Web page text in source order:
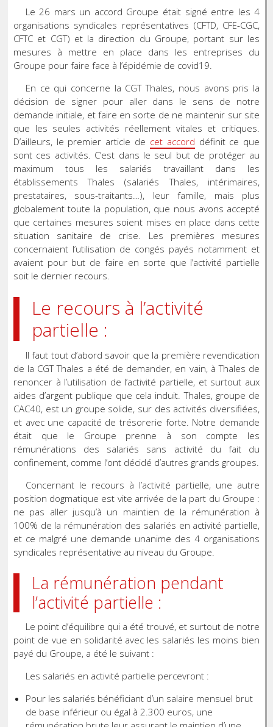
Le 26 mars un accord Groupe était signé entre les 4
organisations syndicales représentatives (CFTD, CFE-CGC,
CFTC et CGT) et la direction du Groupe, portant sur les
mesures à mettre en place dans les entreprises du
Groupe pour faire face à l’épidémie de covid19.
En ce qui concerne la CGT Thales, nous avons pris la
décision de signer pour aller dans le sens de notre
demande initiale, et faire en sorte de ne maintenir sur site
que les seules activités réellement vitales et critiques.
D’ailleurs, le premier article de cet accord définit ce que
sont ces activités. C’est dans le seul but de protéger au
maximum tous les salariés travaillant dans les
établissements Thales (salariés Thales, intérimaires,
prestataires, sous-traitants…), leur famille, mais plus
globalement toute la population, que nous avons accepté
que certaines mesures soient mises en place dans cette
situation sanitaire de crise. Les premières mesures
concernaient l’utilisation de congés payés notamment et
avaient pour but de faire en sorte que l’activité partielle
soit le dernier recours.
Le recours à l’activité
partielle :
Il faut tout d’abord savoir que la première revendication
de la CGT Thales a été de demander, en vain, à Thales de
renoncer à l’utilisation de l’activité partielle, et surtout aux
aides d’argent publique que cela induit. Thales, groupe de
CAC40, est un groupe solide, sur des activités diversifiées,
et avec une capacité de trésorerie forte. Notre demande
était que le Groupe prenne à son compte les
rémunérations des salariés sans activité du fait du
confinement, comme l’ont décidé d’autres grands groupes.
Concernant le recours à l’activité partielle, une autre
position dogmatique est vite arrivée de la part du Groupe :
ne pas aller jusqu’à un maintien de la rémunération à
100% de la rémunération des salariés en activité partielle,
et ce malgré une demande unanime des 4 organisations
syndicales représentative au niveau du Groupe.
La rémunération pendant
l’activité partielle :
Le point d’équilibre qui a été trouvé, et surtout de notre
point de vue en solidarité avec les salariés les moins bien
payé du Groupe, a été le suivant :
Les salariés en activité partielle percevront :
Pour les salariés bénéficiant d’un salaire mensuel brut
de base inférieur ou égal à 2.300 euros, une